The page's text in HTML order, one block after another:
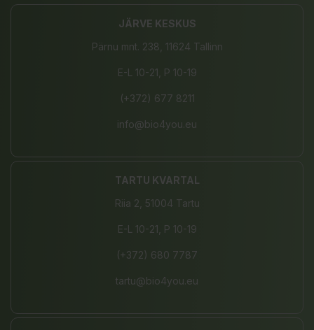
JÄRVE KESKUS
Pärnu mnt. 238, 11624 Tallinn
E-L 10-21, P 10-19
(+372) 677 8211
info@bio4you.eu
TARTU KVARTAL
Riia 2, 51004 Tartu
E-L 10-21, P 10-19
(+372) 680 7787
tartu@bio4you.eu